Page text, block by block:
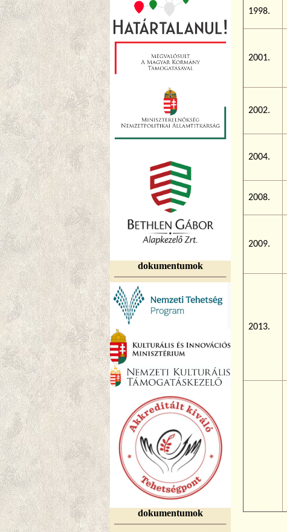
dokumentumok
dokumentumok
1998.
2001.
2002.
2004.
2008.
2009.
2013.